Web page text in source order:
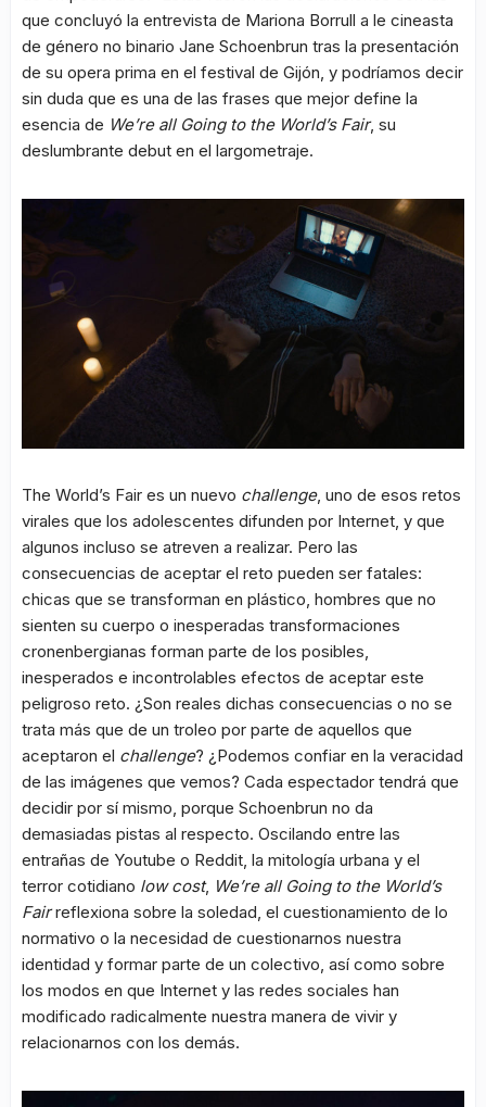
que concluyó la entrevista de Mariona Borrull a le cineasta
de género no binario Jane Schoenbrun tras la presentación
de su opera prima en el festival de Gijón, y podríamos decir
sin duda que es una de las frases que mejor define la
esencia de We’re all Going to the World’s Fair, su
deslumbrante debut en el largometraje.
The World’s Fair es un nuevo challenge, uno de esos retos
virales que los adolescentes difunden por Internet, y que
algunos incluso se atreven a realizar. Pero las
consecuencias de aceptar el reto pueden ser fatales:
chicas que se transforman en plástico, hombres que no
sienten su cuerpo o inesperadas transformaciones
cronenbergianas forman parte de los posibles,
inesperados e incontrolables efectos de aceptar este
peligroso reto. ¿Son reales dichas consecuencias o no se
trata más que de un troleo por parte de aquellos que
aceptaron el challenge? ¿Podemos confiar en la veracidad
de las imágenes que vemos? Cada espectador tendrá que
decidir por sí mismo, porque Schoenbrun no da
demasiadas pistas al respecto. Oscilando entre las
entrañas de Youtube o Reddit, la mitología urbana y el
terror cotidiano low cost, We’re all Going to the World’s
Fairreflexiona sobre la soledad, el cuestionamiento de lo
normativo o la necesidad de cuestionarnos nuestra
identidad y formar parte de un colectivo, así como sobre
los modos en que Internet y las redes sociales han
modificado radicalmente nuestra manera de vivir y
relacionarnos con los demás.